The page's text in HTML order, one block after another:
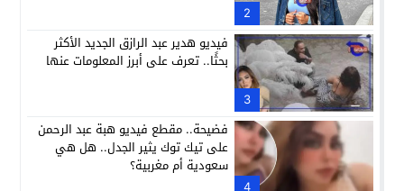
2
3
فيديو هدير عبد الرازق الجديد الأكثر
بحثًا.. تعرف على أبرز المعلومات عنها
فضيحة.. مقطع فيديو هبة عبد الرحمن
على تيك توك يثير الجدل.. هل هي
سعودية أم مغربية؟